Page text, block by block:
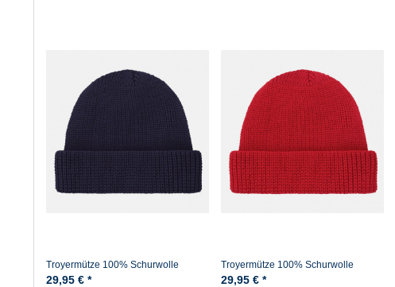
Troyermütze 100% Schurwolle
Hanseheld - Strickmütze aus Wolle -
29,95 € *
Troyermütze 100% Schurwolle
Hanseheld - Strickmütze aus Wolle -
29,95 € *